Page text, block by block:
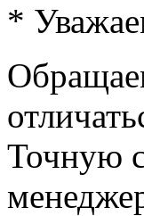
*
Точную